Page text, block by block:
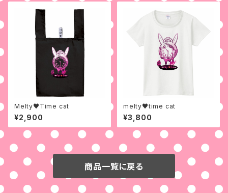
Melty♥Time cat
¥2,900
melty♥time cat
¥3,800
商品一覧に戻る